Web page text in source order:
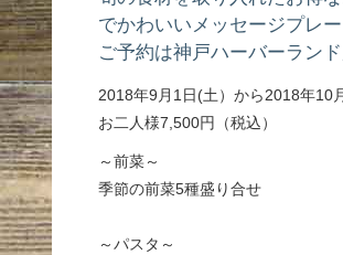
でかわいいメッセージプレ
ご予約は神戸ハーバーラン
2018年9月1日(土）から2018年10
お二人様7,500円（税込）
～前菜～
季節の前菜5種盛り合せ
～パスタ～